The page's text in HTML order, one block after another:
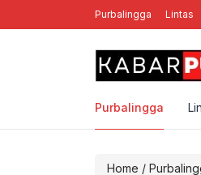
Purbalingga Lintas
Rebellion Rose YK, Band Punk
Purbalingga
Home /